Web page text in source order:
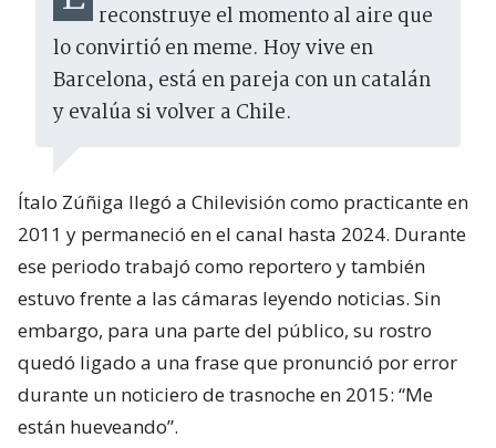
reconstruye el momento al aire que
lo convirtió en meme. Hoy vive en
Barcelona, está en pareja con un catalán
y evalúa si volver a Chile.
Ítalo Zúñiga llegó a Chilevisión como practicante en
2011 y permaneció en el canal hasta 2024. Durante
ese periodo trabajó como reportero y también
estuvo frente a las cámaras leyendo noticias. Sin
embargo, para una parte del público, su rostro
quedó ligado a una frase que pronunció por error
durante un noticiero de trasnoche en 2015: “Me
están hueveando”.